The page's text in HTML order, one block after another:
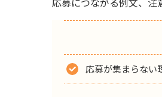
応募が集まらない